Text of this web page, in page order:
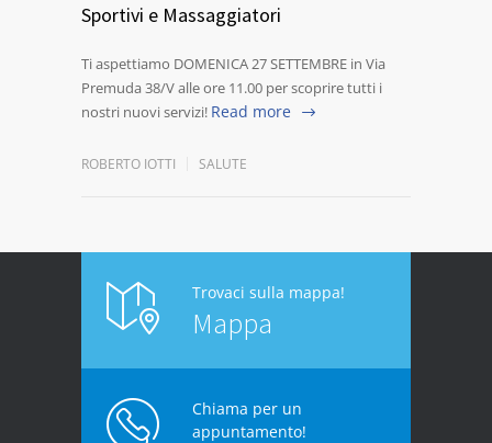
Sportivi e Massaggiatori
Ti aspettiamo DOMENICA 27 SETTEMBRE in Via
Premuda 38/V alle ore 11.00 per scoprire tutti i
nostri nuovi servizi! Read more
ROBERTO IOTTI SALUTE
Trovaci sulla mappa!
Mappa
Chiama per un
appuntamento!